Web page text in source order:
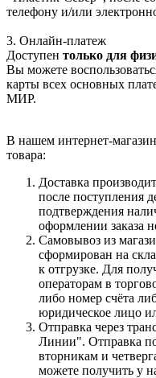
телефону и/или
3. Онлайн-платеж
Доступен только для
Вы можете
карты всех основных
МИР.
В нашем интернет-
товара:
Доставка
после поступления
подтверждения
оформлении заказа
Самовывоз из
сформирован на
к отгрузке. Для
операторам в
либо номер счёта
юридическое лицо
Отправка через
Линии". Отправка
вторникам и
можете получить у